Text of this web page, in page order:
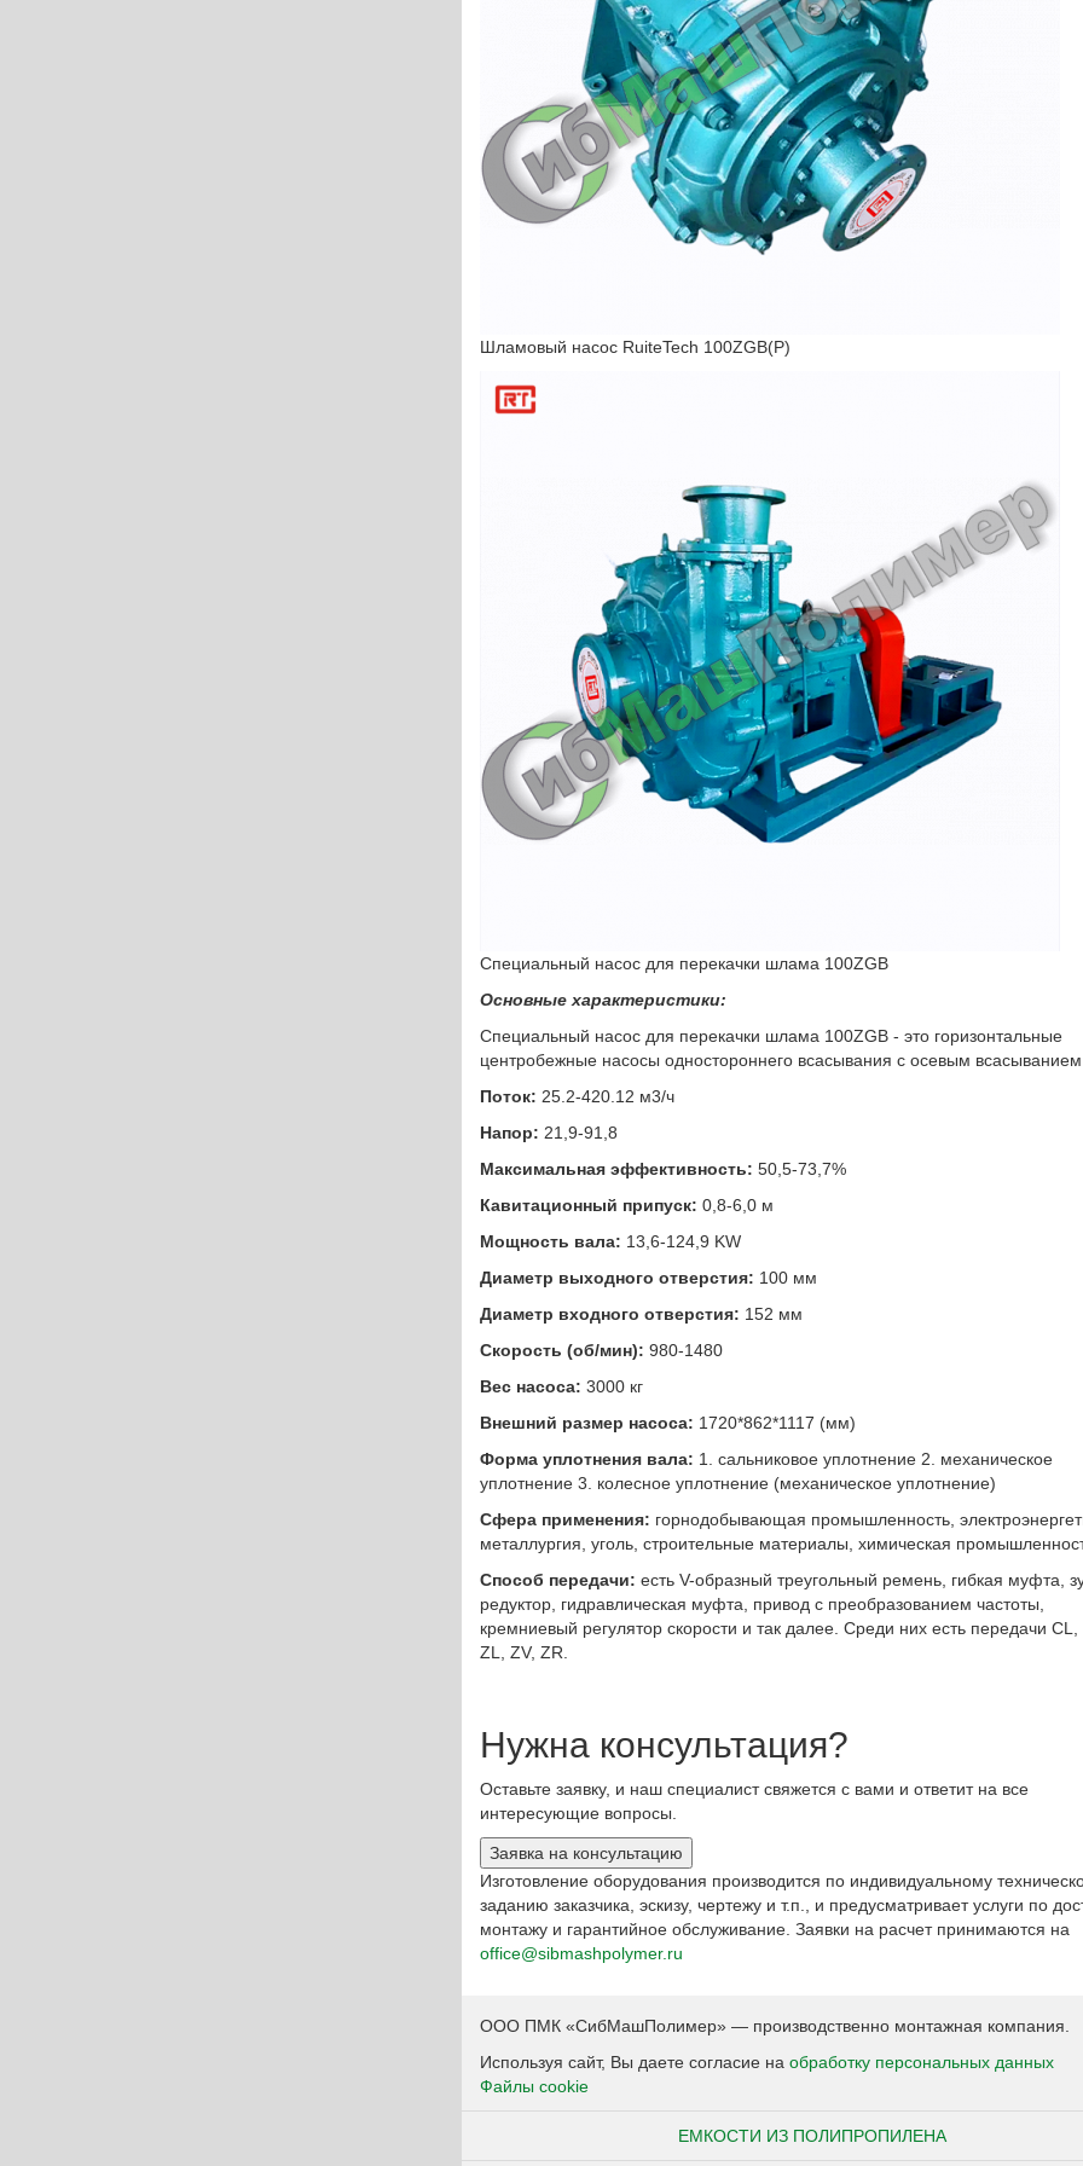
Шламовый насос RuiteTech 100ZGB(P)
Специальный насос для перекачки шлама 100ZGB
Основные характеристики:
Специальный насос для перекачки шлама 100ZGB - это горизонтальные
центробежные насосы одностороннего всасывания с осевым
Поток: 25.2-420.12 м3/ч
Напор: 21,9-91,8
Максимальная эффективность: 50,5-73,7%
Кавитационный припуск: 0,8-6,0 м
Мощность вала: 13,6-124,9 KW
Диаметр выходного отверстия: 100 мм
Диаметр входного отверстия: 152 мм
Скорость (об/мин): 980-1480
Вес насоса: 3000 кг
Внешний размер насоса: 1720*862*1117 (мм)
Форма уплотнения вала: 1. сальниковое уплотнение 2. механическое
уплотнение 3. колесное уплотнение (механическое уплотнение)
Сфера применения: горнодобывающая промышленность,
металлургия, уголь, строительные материалы, химическая
Способ передачи: есть V-образный треугольный ремень, гибкая муфта,
редуктор, гидравлическая муфта, привод с преобразованием частоты,
кремниевый регулятор скорости и так далее. Среди них есть передачи CL,
ZL, ZV, ZR.
Нужна консультация?
Оставьте заявку, и наш специалист свяжется с вами и ответит на все
интересующие вопросы.
Заявка на консультацию
Изготовление оборудования производится по индивидуальному
заданию заказчика, эскизу, чертежу и т.п., и предусматривает услуги по
монтажу и гарантийное обслуживание. Заявки на расчет принимаются на
office@sibmashpolymer.ru
ООО ПМК «СибМашПолимер» — производственно монтажная компания.
Используя сайт, Вы даете согласие на обработку персональных данных
Файлы cookie
ЕМКОСТИ ИЗ ПОЛИПРОПИЛЕНА